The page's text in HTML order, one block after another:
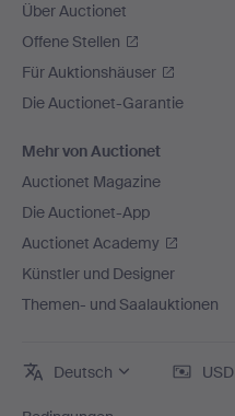
Über Auctionet
Offene Stellen
Für Auktionshäuser
Die Auctionet-Garantie
Mehr von Auctionet
Auctionet Magazine
Die Auctionet-App
Auctionet Academy
Künstler und Designer
Themen- und Saalauktionen
Deutsch USD